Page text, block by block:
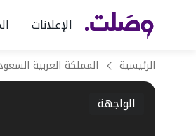
الإعلانات
الرئيسية المملكة العربية
الواجهة